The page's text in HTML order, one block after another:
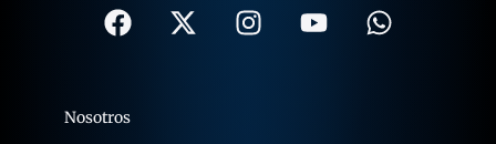
Nosotros